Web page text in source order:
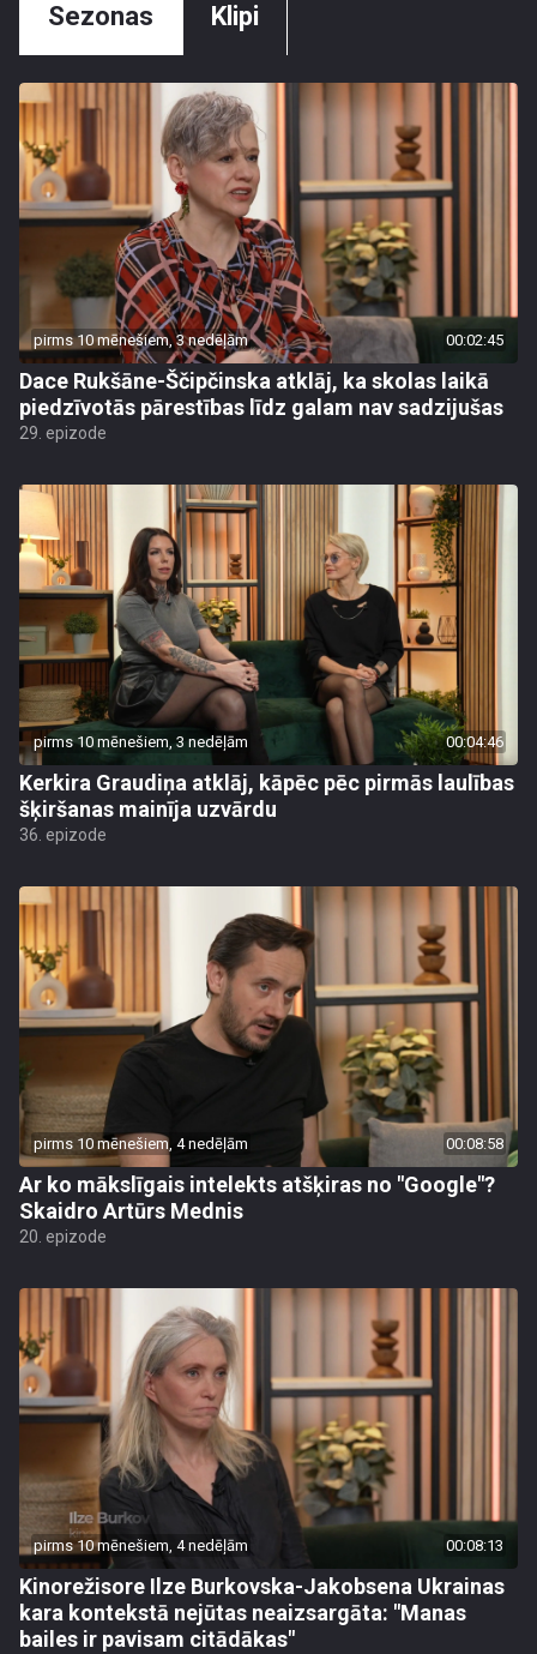
Sezonas Klipi
pirms 10 mēnešiem, 3 nedēļām 00:02:45
Dace Rukšāne-Ščipčinska atklāj, ka skolas laikā
piedzīvotās pārestības līdz galam nav sadzijušas
29. epizode
pirms 10 mēnešiem, 3 nedēļām 00:04:46
Kerkira Graudiņa atklāj, kāpēc pēc pirmās laulības
šķiršanas mainīja uzvārdu
36. epizode
pirms 10 mēnešiem, 4 nedēļām 00:08:58
Ar ko mākslīgais intelekts atšķiras no "Google"?
Skaidro Artūrs Mednis
20. epizode
pirms 10 mēnešiem, 4 nedēļām 00:08:13
Kinorežisore Ilze Burkovska-Jakobsena Ukrainas
kara kontekstā nejūtas neaizsargāta: "Manas
bailes ir pavisam citādākas"